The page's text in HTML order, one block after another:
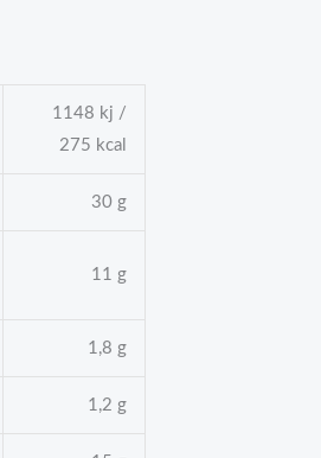
1148 kj /
275 kcal
30 g
11 g
1,8 g
1,2 g